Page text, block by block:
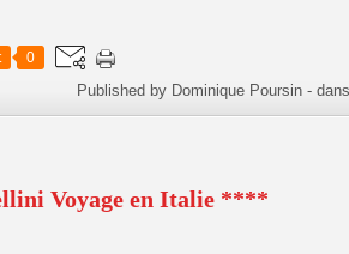
0
Published by Dominique Poursin -
Voyage en Italie ****